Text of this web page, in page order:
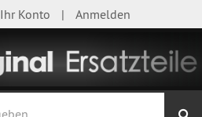
Ihr Konto Anmelden